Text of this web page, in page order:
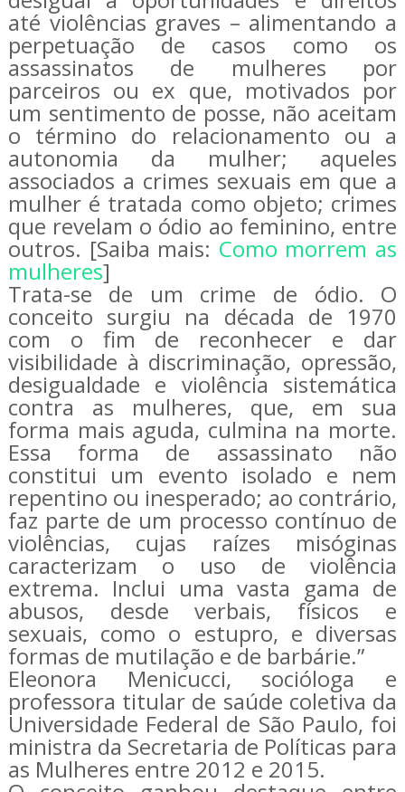
até violências graves – alimentando a
perpetuação de casos como os
assassinatos de mulheres por
parceiros ou ex que, motivados por
um sentimento de posse, não aceitam
o término do relacionamento ou a
autonomia da mulher; aqueles
associados a crimes sexuais em que a
mulher é tratada como objeto; crimes
que revelam o ódio ao feminino, entre
outros. [Saiba mais: Como morrem as
mulheres]
Trata-se de um crime de ódio. O
conceito surgiu na década de 1970
com o fim de reconhecer e dar
visibilidade à discriminação, opressão,
desigualdade e violência sistemática
contra as mulheres, que, em sua
forma mais aguda, culmina na morte.
Essa forma de assassinato não
constitui um evento isolado e nem
repentino ou inesperado; ao contrário,
faz parte de um processo contínuo de
violências, cujas raízes misóginas
caracterizam o uso de violência
extrema. Inclui uma vasta gama de
abusos, desde verbais, físicos e
sexuais, como o estupro, e diversas
formas de mutilação e de barbárie.”
Eleonora Menicucci, socióloga e
professora titular de saúde coletiva da
Universidade Federal de São Paulo, foi
ministra da Secretaria de Políticas para
as Mulheres entre 2012 e 2015.